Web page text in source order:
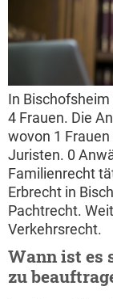
In
4 Frauen. Die
wovon 1
Juristen. 0
Familienrecht
Erbrecht in
Pachtrecht.
Verkehrsrecht.
Wann ist es
zu